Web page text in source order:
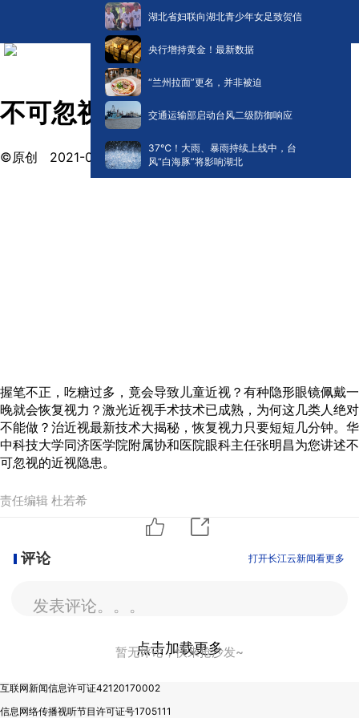
湖北省妇联向湖北青少年女足致贺信
央行增持黄金！最新数据
“兰州拉面”更名，并非被迫
交通运输部启动台风二级防御响应
​37℃！大雨、暴雨持续上线中，台
风“白海豚”将影响湖北
不可忽视的近视隐患
©原创 2021-02-26 10:07
握笔不正，吃糖过多，竟会导致儿童近视？有种隐形眼镜佩戴一
晚就会恢复视力？激光近视手术技术已成熟，为何这几类人绝对
不能做？治近视最新技术大揭秘，恢复视力只要短短几分钟。华
中科技大学同济医学院附属协和医院眼科主任张明昌为您讲述不
可忽视的近视隐患。
责任编辑 杜若希
评论 打开长江云新闻看更多
发表评论。。。
暂无评论，快来抢沙发~
点击加载更多
互联网新闻信息许可证42120170002
信息网络传播视听节目许可证号1705111